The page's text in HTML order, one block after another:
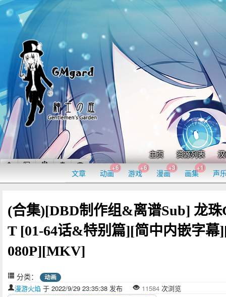
主页 资源列表
文章 动画
+6
游戏
+6
漫画
+3
画集
+1
声
(合集)[DBD制作组&离谱Sub] 龙珠
T [01-64话&特别篇][简中内嵌字幕
080P][MKV]
分类： 动画
漫游火焰 于 2022/9/29 23:35:38 发布 11584 次浏览